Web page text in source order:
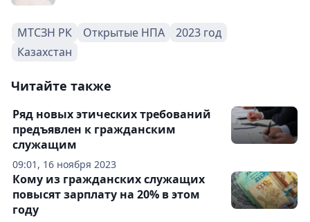
МТСЗН РК Открытые НПА
2023 год
Казахстан
Читайте также
09:01, 16 ноября 2023
Ряд новых этических требований
предъявлен к гражданским
служащим
Кому из гражданских служащих
повысят зарплату на 20% в этом
году